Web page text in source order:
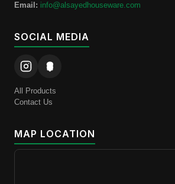
Email: info@alsayedhouseware.com
SOCIAL MEDIA
All Products
Contact Us
MAP LOCATION